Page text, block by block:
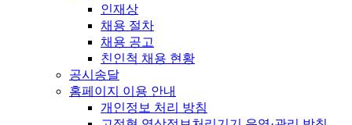
인재상
채용 절차
채용 공고
친인척 채용 현황
공시송달
홈페이지 이용 안내
개인정보 처리 방침